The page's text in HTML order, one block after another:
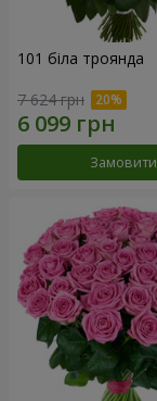
101 біла троянда
7 624 грн
Замовити